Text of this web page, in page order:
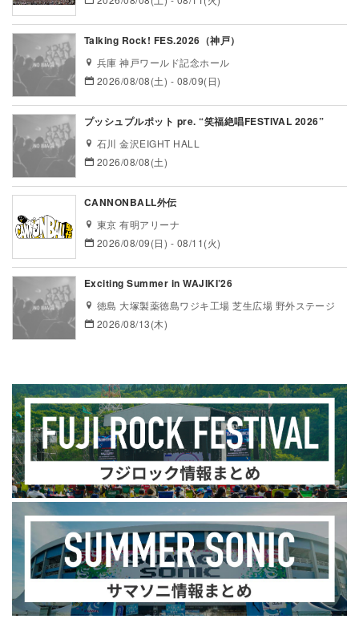
Talking Rock! FES.2026（神戸）
兵庫 神戸ワールド記念ホール
2026/08/08(土) - 08/09(日)
プッシュプルポット pre. “笑福絶唱FESTIVAL 2026”
石川 金沢EIGHT HALL
2026/08/08(土)
CANNONBALL外伝
東京 有明アリーナ
2026/08/09(日) - 08/11(火)
Exciting Summer in WAJIKI’26
徳島 大塚製薬徳島ワジキ工場 芝生広場 野外ステージ
2026/08/13(木)